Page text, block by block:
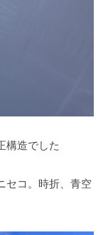
構造でした
セコ。時折、青空